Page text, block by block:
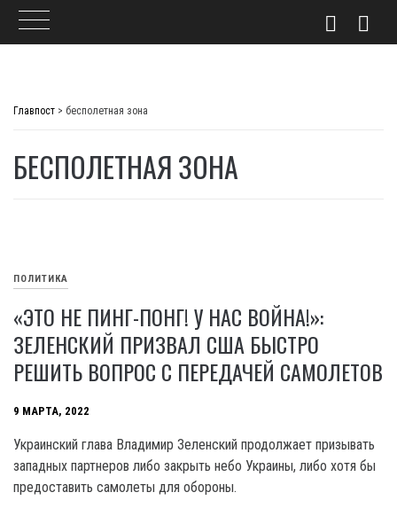
Главпост > бесполетная зона
БЕСПОЛЕТНАЯ ЗОНА
ПОЛИТИКА
«ЭТО НЕ ПИНГ-ПОНГ! У НАС ВОЙНА!»:
ЗЕЛЕНСКИЙ ПРИЗВАЛ США БЫСТРО
РЕШИТЬ ВОПРОС С ПЕРЕДАЧЕЙ САМОЛЕТОВ
9 МАРТА, 2022
Украинский глава Владимир Зеленский продолжает призывать
западных партнеров либо закрыть небо Украины, либо хотя бы
предоставить самолеты для обороны.